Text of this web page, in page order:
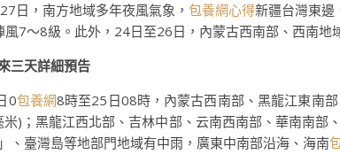
日，南方地域多年夜風氣象， 包養網心得新疆台灣東邊
風7～8級。此外，24日至26日，內蒙古西南部、西南地
三天詳細預告
0包養網8時至25日08時，內蒙古西南部、黑龍江東南
)；黑龍江西北部、吉林中部、云南西南部、華南南部
、臺灣島等地部門地域有中雨，廣東中南部沿海、海南